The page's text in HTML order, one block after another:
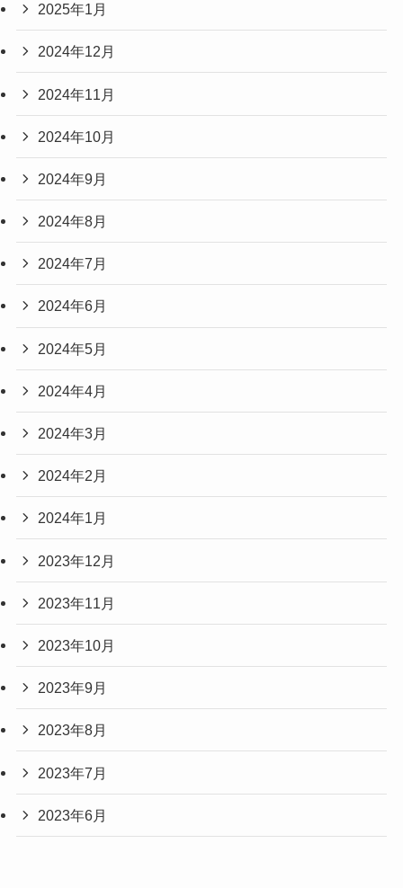
2025年1月
2024年12月
2024年11月
2024年10月
2024年9月
2024年8月
2024年7月
2024年6月
2024年5月
2024年4月
2024年3月
2024年2月
2024年1月
2023年12月
2023年11月
2023年10月
2023年9月
2023年8月
2023年7月
2023年6月